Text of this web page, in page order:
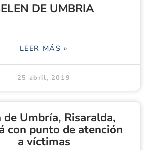
DE UMBRIA
LEER MÁS »
25 abril, 2019
de Umbría, Risaralda,
con punto de atención
a víctimas